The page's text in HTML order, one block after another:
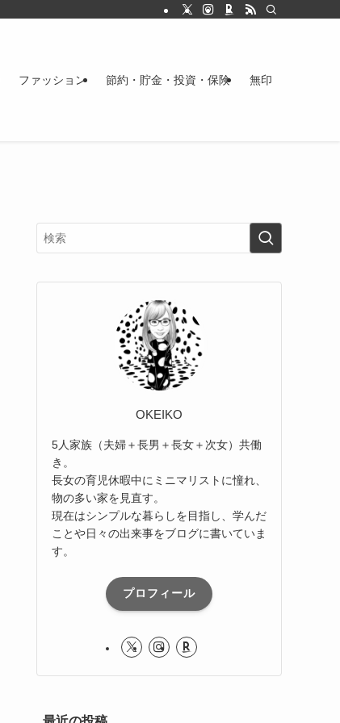
ファッション 節約・貯金・投資・保険 無印
OKEIKO
5人家族（夫婦＋長男＋長女＋次女）共働
き。
長女の育児休暇中にミニマリストに憧れ、
物の多い家を見直す。
現在はシンプルな暮らしを目指し、学んだ
ことや日々の出来事をブログに書いていま
す。
プロフィール